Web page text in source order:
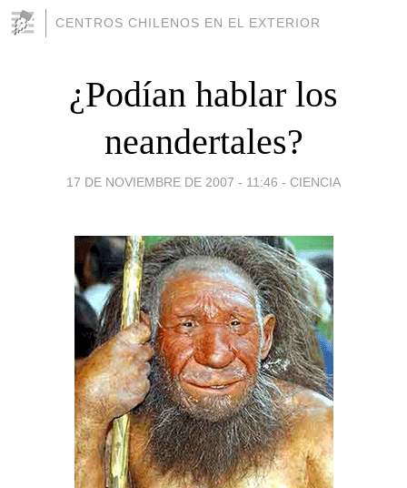
CENTROS CHILENOS EN EL EXTERIOR
¿Podían hablar los
neandertales?
17 DE NOVIEMBRE DE 2007 - 11:46 - CIENCIA